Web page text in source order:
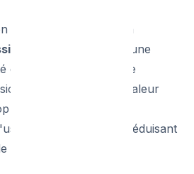
légale, s'entourer d'un
à Bruxelles
est une
d'esprit. Un système de
(une pompe à chaleur
faible, par exemple)
prématurément, réduisant
la prime perçue.